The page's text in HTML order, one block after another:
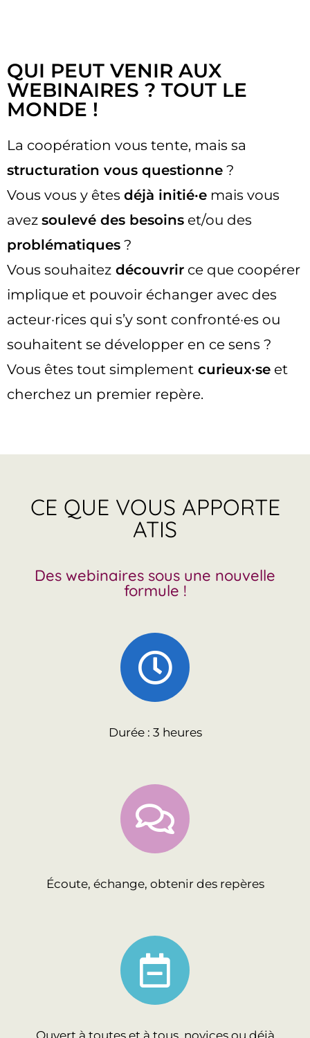
QUI PEUT VENIR AUX
WEBINAIRES ? TOUT LE
MONDE !
La coopération vous tente, mais sa
structuration vous questionne ?
Vous vous y êtes déjà initié·e mais vous
avez soulevé des besoins et/ou des
problématiques ?
Vous souhaitez découvrir ce que coopérer
implique et pouvoir échanger avec des
acteur·rices qui s’y sont confronté·es ou
souhaitent se développer en ce sens ?
Vous êtes tout simplement curieux·se et
cherchez un premier repère.
CE QUE VOUS APPORTE
ATIS
Des webinaires sous une nouvelle
formule !
Durée : 3 heures
Écoute, échange, obtenir des repères